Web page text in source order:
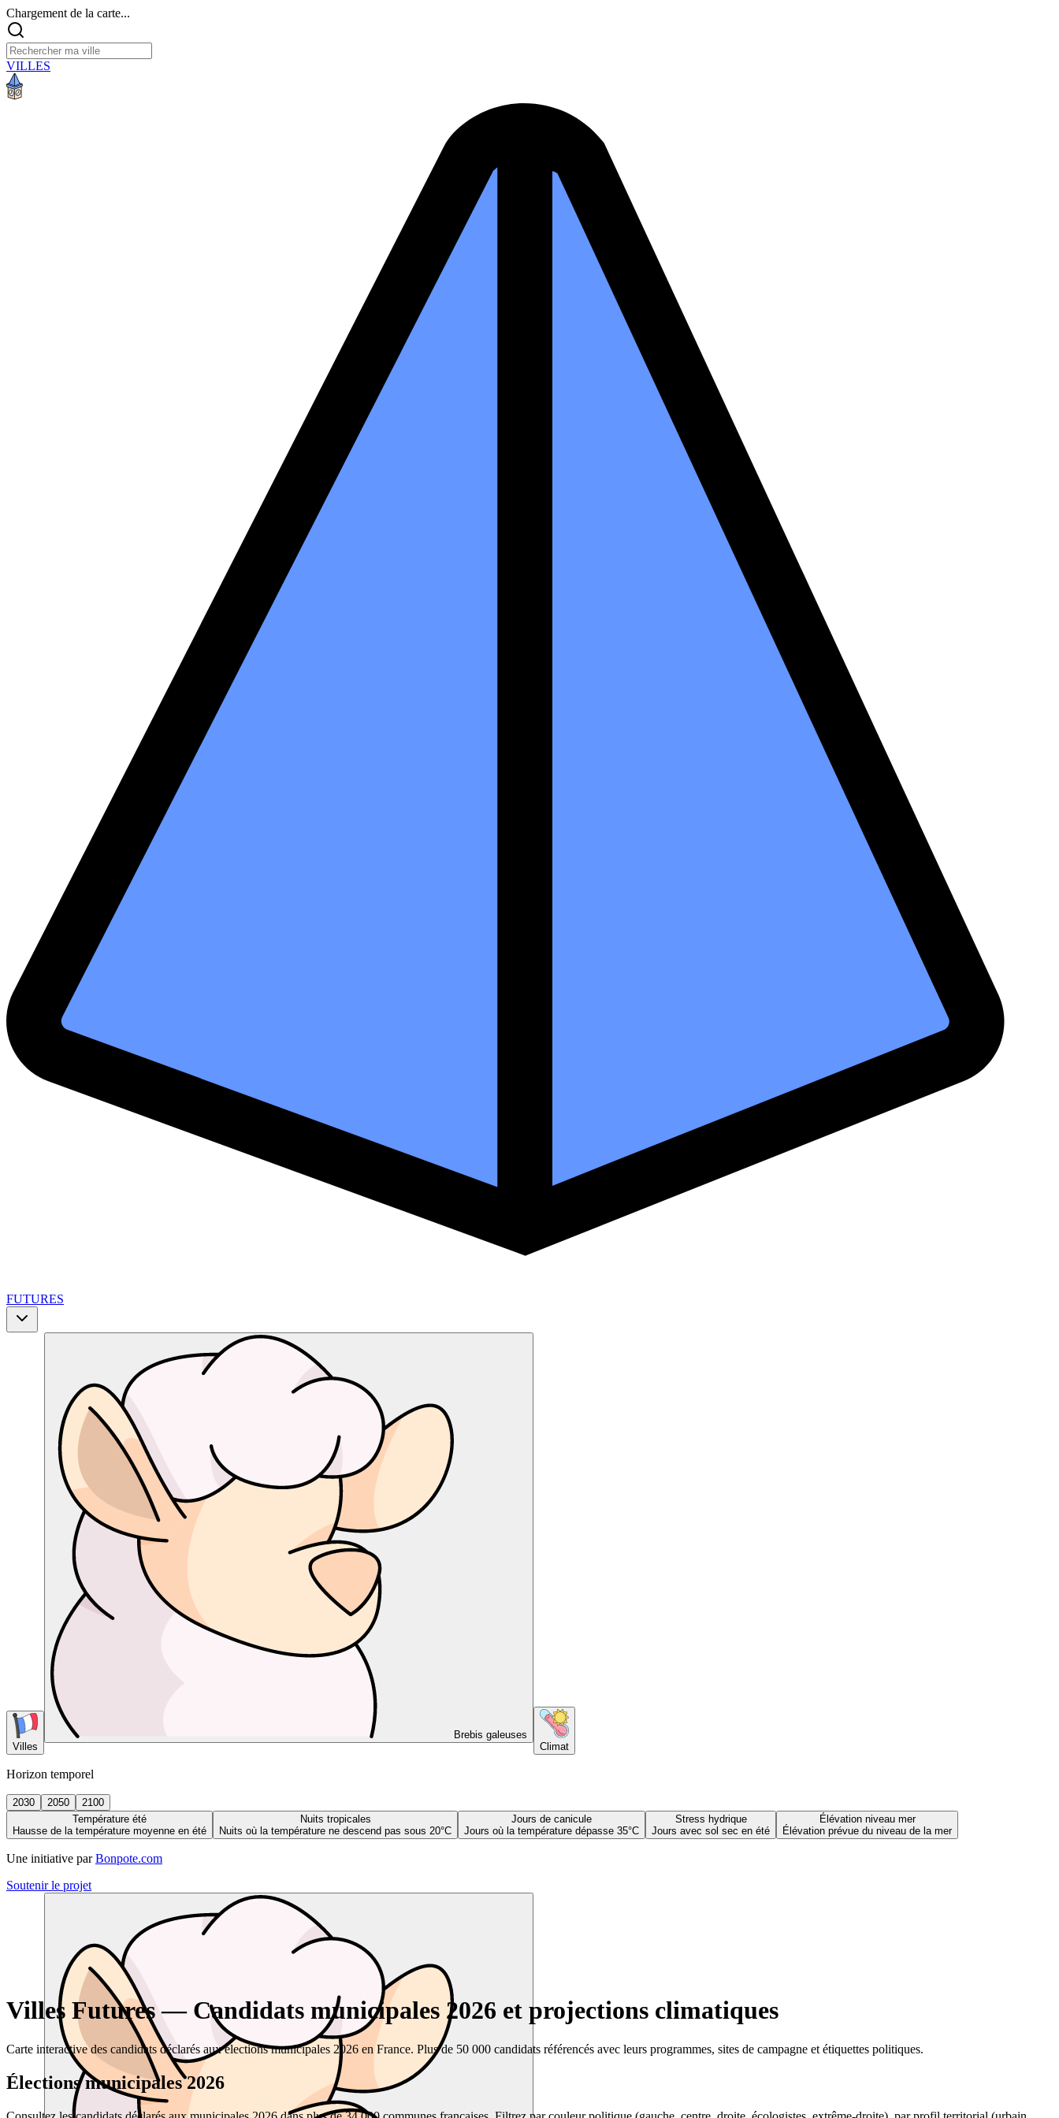
Chargement de la carte...
VILLES
FUTURES
Villes
Brebis galeuses
Climat
Horizon temporel
2030 2050
2100
Température été
Hausse de la température moyenne en été
Nuits tropicales
Nuits où la température ne descend pas sous 20°C
Jours de canicule
Jours où la température dépasse 35°C
Stress hydrique
Jours avec sol sec en été
Élévation niveau mer
Élévation prévue du niveau de la mer
Une initiative par Bonpote.com
Soutenir le projet
Villes Futures — Candidats municipales 2026 et projections climatiques
Carte interactive des candidats déclarés aux élections municipales 2026 en France. Plus de 50 000 candidats référencés avec leurs programmes, sites de campagne et étiquettes politiques.
Élections municipales 2026